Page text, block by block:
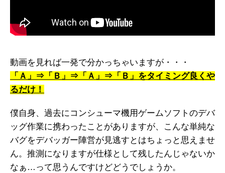
動画を見れば一発で分かっちゃいますが・・・
「Ａ」⇒「Ｂ」⇒「Ａ」⇒「Ｂ」をタイミング良くや
るだけ！
僕自身、過去にコンシューマ機用ゲームソフトのデバ
ッグ作業に携わったことがありますが、こんな単純な
バグをデバッガー陣営が見逃すとはちょっと思えませ
ん。推測になりますが仕様として残したんじゃないか
なぁ…って思うんですけどどうでしょうか。